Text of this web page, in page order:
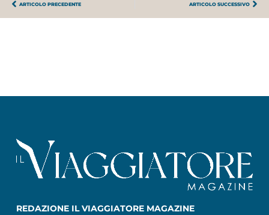
ARTICOLO PRECEDENTE ARTICOLO SUCCESSIVO
REDAZIONE IL VIAGGIATORE MAGAZINE